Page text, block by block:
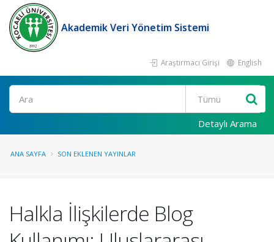
Akademik Veri Yönetim Sistemi
Araştırmacı Girişi English
Ara
Detaylı Arama
ANA SAYFA SON EKLENEN YAYINLAR
Halkla İlişkilerde Blog